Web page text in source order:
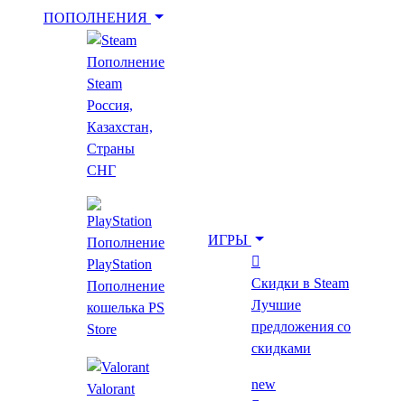
ПОПОЛНЕНИЯ
Пополнение
Steam
Россия,
Казахстан,
Страны
СНГ
Пополнение
PlayStation
Пополнение
кошелька PS
Store
Valorant
ИГРЫ
Скидки в Steam
Лучшие
предложения со
скидками
new
Укажи игру для поиска лучшей цены
Главная
Все игры
The Fire
The Fire
Лучшая цена за год